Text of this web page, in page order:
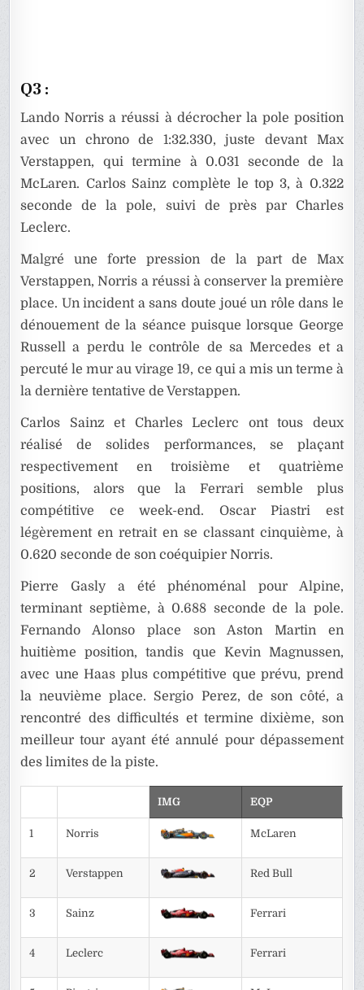
Q3 :
Lando Norris a réussi à décrocher la pole position
avec un chrono de 1:32.330, juste devant Max
Verstappen, qui termine à 0.031 seconde de la
McLaren. Carlos Sainz complète le top 3, à 0.322
seconde de la pole, suivi de près par Charles
Leclerc.
Malgré une forte pression de la part de Max
Verstappen, Norris a réussi à conserver la première
place. Un incident a sans doute joué un rôle dans le
dénouement de la séance puisque lorsque George
Russell a perdu le contrôle de sa Mercedes et a
percuté le mur au virage 19, ce qui a mis un terme à
la dernière tentative de Verstappen.
Carlos Sainz et Charles Leclerc ont tous deux
réalisé de solides performances, se plaçant
respectivement en troisième et quatrième
positions, alors que la Ferrari semble plus
compétitive ce week-end. Oscar Piastri est
légèrement en retrait en se classant cinquième, à
0.620 seconde de son coéquipier Norris.
Pierre Gasly a été phénoménal pour Alpine,
terminant septième, à 0.688 seconde de la pole.
Fernando Alonso place son Aston Martin en
huitième position, tandis que Kevin Magnussen,
avec une Haas plus compétitive que prévu, prend
la neuvième place. Sergio Perez, de son côté, a
rencontré des difficultés et termine dixième, son
meilleur tour ayant été annulé pour dépassement
des limites de la piste.
IMG EQP
1 Norris McLaren
2 Verstappen Red Bull
3 Sainz Ferrari
4 Leclerc Ferrari